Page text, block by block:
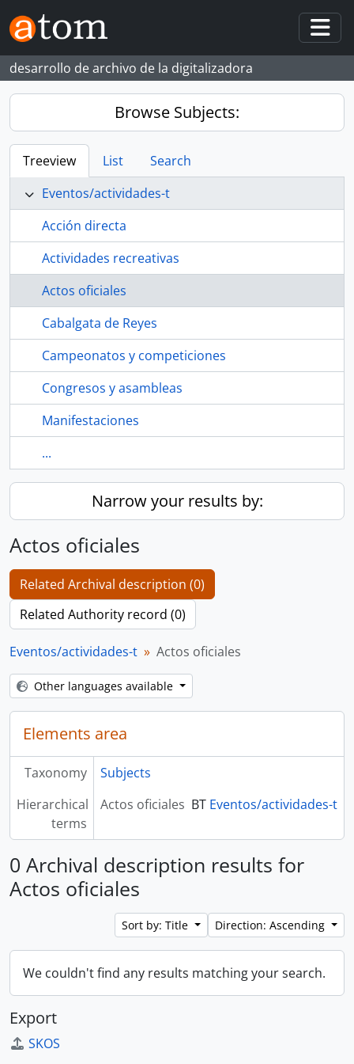
Skip to main content
desarrollo de archivo de la digitalizadora
Browse Subjects:
Treeview List
Search
Eventos/actividades-t
Acción directa
Actividades recreativas
Actos oficiales
Cabalgata de Reyes
Campeonatos y competiciones
Congresos y asambleas
Manifestaciones
...
Narrow your results by:
Actos oficiales
Related Archival description (0)
Related Authority record (0)
Eventos/actividades-t Actos oficiales
Other languages available
Elements area
Taxonomy
Subjects
Hierarchical
terms
Actos oficiales BT Eventos/actividades-t
0 Archival description results for
Actos oficiales
Sort by: Title Direction: Ascending
We couldn't find any results matching your search.
Export
SKOS